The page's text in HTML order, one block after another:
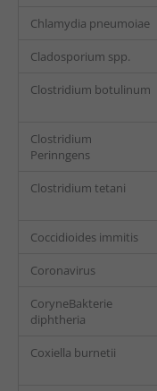
Chlamydia pneumoiae
Cladosporium spp.
Clostridium botulinum
Clostridium
Perinngens
Clostridium tetani
Coccidioides immitis
Coronavirus
CoryneBakterie
diphtheria
Coxiella burnetii